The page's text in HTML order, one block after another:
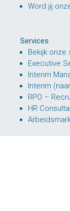
Word jij
Services
Bekijk onze
Executive
Interim
Interim
RPO –
HR